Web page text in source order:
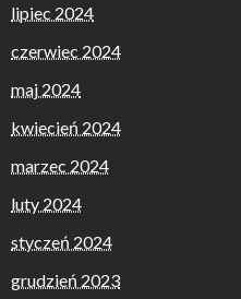
lipiec 2024
czerwiec 2024
maj 2024
kwiecień 2024
marzec 2024
luty 2024
styczeń 2024
grudzień 2023